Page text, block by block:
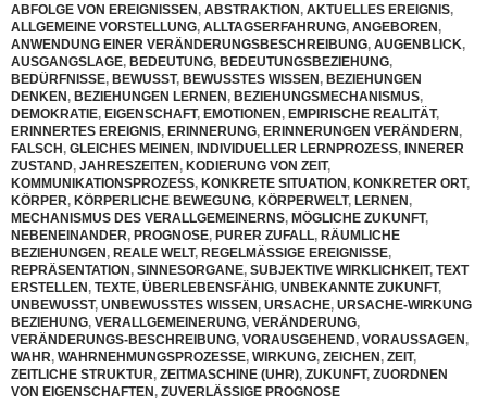
ABFOLGE VON EREIGNISSEN, ABSTRAKTION, AKTUELLES EREIGNIS,
ALLGEMEINE VORSTELLUNG, ALLTAGSERFAHRUNG, ANGEBOREN,
ANWENDUNG EINER VERÄNDERUNGSBESCHREIBUNG, AUGENBLICK,
AUSGANGSLAGE, BEDEUTUNG, BEDEUTUNGSBEZIEHUNG,
BEDÜRFNISSE, BEWUSST, BEWUSSTES WISSEN, BEZIEHUNGEN
DENKEN, BEZIEHUNGEN LERNEN, BEZIEHUNGSMECHANISMUS,
DEMOKRATIE, EIGENSCHAFT, EMOTIONEN, EMPIRISCHE REALITÄT,
ERINNERTES EREIGNIS, ERINNERUNG, ERINNERUNGEN VERÄNDERN,
FALSCH, GLEICHES MEINEN, INDIVIDUELLER LERNPROZESS, INNERER
ZUSTAND, JAHRESZEITEN, KODIERUNG VON ZEIT,
KOMMUNIKATIONSPROZESS, KONKRETE SITUATION, KONKRETER ORT,
KÖRPER, KÖRPERLICHE BEWEGUNG, KÖRPERWELT, LERNEN,
MECHANISMUS DES VERALLGEMEINERNS, MÖGLICHE ZUKUNFT,
NEBENEINANDER, PROGNOSE, PURER ZUFALL, RÄUMLICHE
BEZIEHUNGEN, REALE WELT, REGELMÄSSIGE EREIGNISSE
,
REPRÄSENTATION, SINNESORGANE, SUBJEKTIVE WIRKLICHKEIT, TEXT
ERSTELLEN, TEXTE, ÜBERLEBENSFÄHIG, UNBEKANNTE ZUKUNFT,
UNBEWUSST, UNBEWUSSTES WISSEN, URSACHE, URSACHE-WIRKUNG
BEZIEHUNG, VERALLGEMEINERUNG, VERÄNDERUNG,
VERÄNDERUNGS-BESCHREIBUNG, VORAUSGEHEND, VORAUSSAGEN,
WAHR, WAHRNEHMUNGSPROZESSE, WIRKUNG, ZEICHEN, ZEIT,
ZEITLICHE STRUKTUR, ZEITMASCHINE (UHR), ZUKUNFT, ZUORDNEN
VON EIGENSCHAFTEN, ZUVERLÄSSIGE PROGNOSE